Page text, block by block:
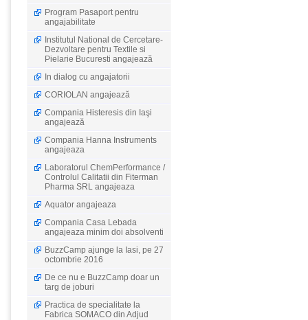
Program Pasaport pentru
angajabilitate
Institutul National de Cercetare-
Dezvoltare pentru Textile si
Pielarie Bucuresti angajează
In dialog cu angajatorii
CORIOLAN angajează
Compania Histeresis din Iaşi
angajează
Compania Hanna Instruments
angajeaza
Laboratorul ChemPerformance /
Controlul Calitatii din Fiterman
Pharma SRL angajeaza
Aquator angajeaza
Compania Casa Lebada
angajeaza minim doi absolventi
BuzzCamp ajunge la Iasi, pe 27
octombrie 2016
De ce nu e BuzzCamp doar un
targ de joburi
Practica de specialitate la
Fabrica SOMACO din Adjud